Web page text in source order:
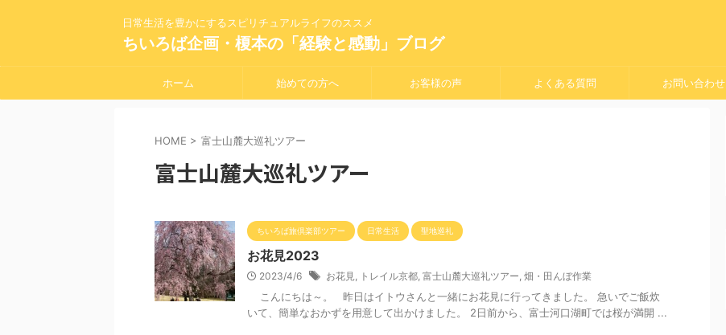
日常生活を豊かにするスピリチュアルライフのススメ
ちいろば企画・榎本の「経験と感動」ブログ
ホーム 始めての方へ お客様の声 よくある質問 お問い合わせ
HOME > 富士山麓大巡礼ツアー
富士山麓大巡礼ツアー
ちいろば旅倶楽部ツアー 日常生活 聖地巡礼
お花見2023
2023/4/6 お花見, トレイル京都, 富士山麓大巡礼ツアー, 畑・田んぼ作業
こんにちは～。 昨日はイトウさんと一緒にお花見に行ってきました。 急いでご飯炊
いて、簡単なおかずを用意して出かけました。 2日前から、富士河口湖町では桜が満開 ...